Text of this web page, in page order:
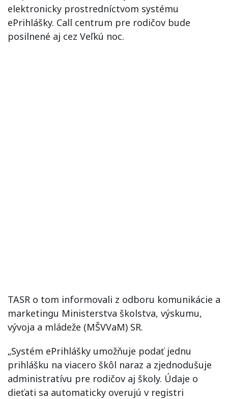
elektronicky prostredníctvom systému
ePrihlášky. Call centrum pre rodičov bude
posilnené aj cez Veľkú noc.
TASR o tom informovali z odboru komunikácie a
marketingu Ministerstva školstva, výskumu,
vývoja a mládeže (MŠVVaM) SR.
„Systém ePrihlášky umožňuje podať jednu
prihlášku na viacero škôl naraz a zjednodušuje
administratívu pre rodičov aj školy. Údaje o
dieťati sa automaticky overujú v registri